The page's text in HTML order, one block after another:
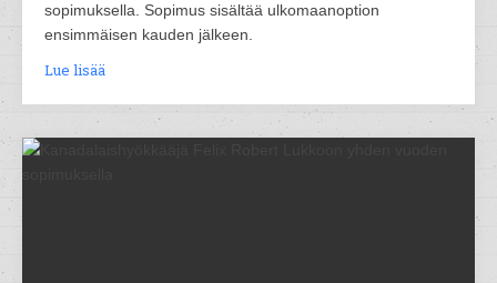
sopimuksella. Sopimus sisältää ulkomaanoption
ensimmäisen kauden jälkeen.
Lue lisää